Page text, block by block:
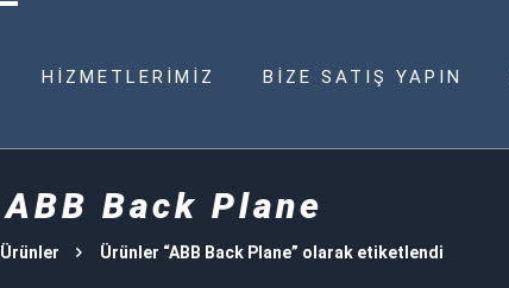
HİZMETLERİMİZ BİZE SATIŞ YAPIN
ABB Back Plane
Ürünler Ürünler “ABB Back Plane” olarak etiketlendi